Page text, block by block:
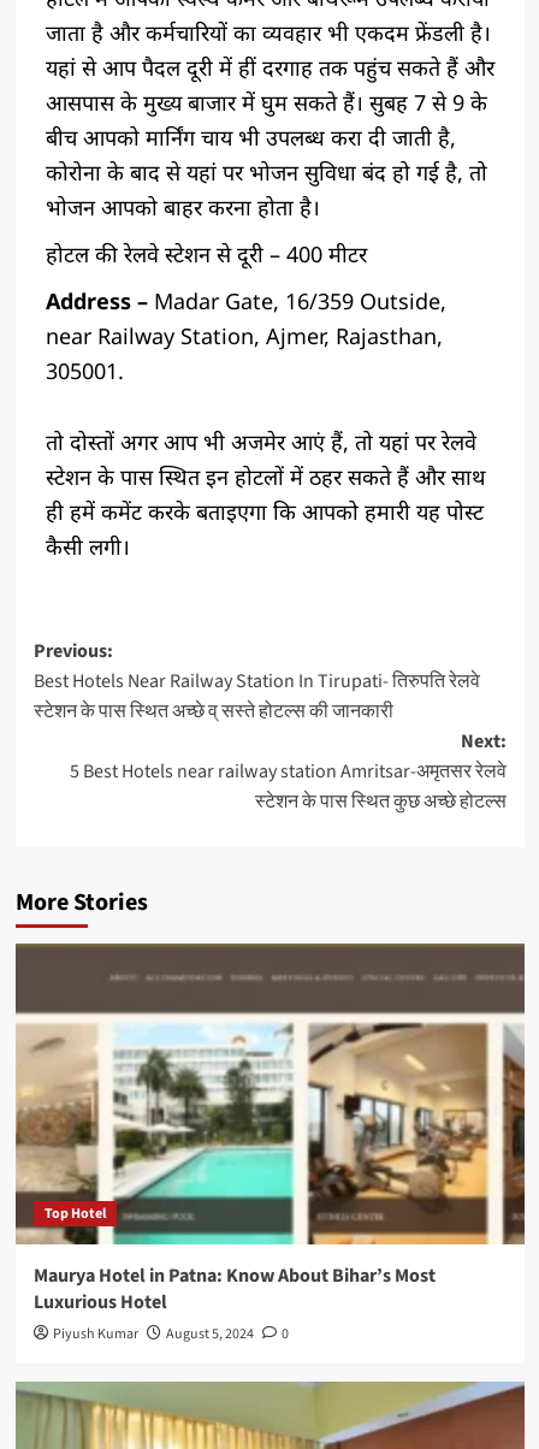
जाता है और कर्मचारियों का व्यवहार भी एकदम फ्रेंडली है।
यहां से आप पैदल दूरी में हीं दरगाह तक पहुंच सकते हैं और
आसपास के मुख्य बाजार में घुम सकते हैं। सुबह 7 से 9 के
बीच आपको मार्निंग चाय भी उपलब्ध करा दी जाती है,
कोरोना के बाद से यहां पर भोजन सुविधा बंद हो गई है, तो
भोजन आपको बाहर करना होता है।
होटल की रेलवे स्टेशन से दूरी – 400 मीटर
Address –Madar Gate, 16/359 Outside,
near Railway Station, Ajmer, Rajasthan,
305001.
तो दोस्तों अगर आप भी अजमेर आएं हैं, तो यहां पर रेलवे
स्टेशन के पास स्थित इन होटलों में ठहर सकते हैं और साथ
ही हमें कमेंट करके बताइएगा कि आपको हमारी यह पोस्ट
कैसी लगी।
Previous:
Best Hotels Near Railway Station In Tirupati- तिरुपति रेलवे
स्टेशन के पास स्थित अच्छे व् सस्ते होटल्स की जानकारी
Next:
5 Best Hotels near railway station Amritsar-अमृतसर रेलवे
स्टेशन के पास स्थित कुछ अच्छे होटल्स
More Stories
Top Hotel
Maurya Hotel in Patna: Know About Bihar’s Most
Luxurious Hotel
Piyush Kumar August 5, 2024 0